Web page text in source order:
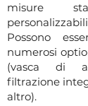
misure
Possono
numerosi
(vasca di
filtrazione
altro).